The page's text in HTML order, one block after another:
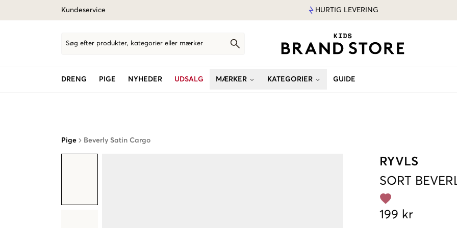
Kundeservice HURTIG LEVERING
Søg efter produkter, kategorier eller mærker
DRENG PIGE NYHEDER UDSALG MÆRKER KATEGORIER GUIDE
Pige Beverly Satin Cargo
RYVLS
SORT
199 kr